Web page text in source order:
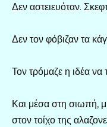
Δεν αστειευόταν.
Δεν τον φόβιζαν τα
Τον τρόμαζε η ιδέα να
Και μέσα στη σιωπή,
στον τοίχο της